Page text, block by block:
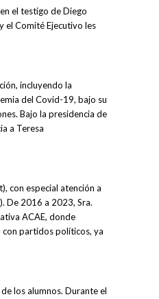
el testigo de Diego
el Comité Ejecutivo les
incluyendo la
del Covid-19, bajo su
Bajo la presidencia de
a Teresa
con especial atención a
De 2016 a 2023, Sra.
ACAE, donde
con partidos políticos, ya
los alumnos. Durante el